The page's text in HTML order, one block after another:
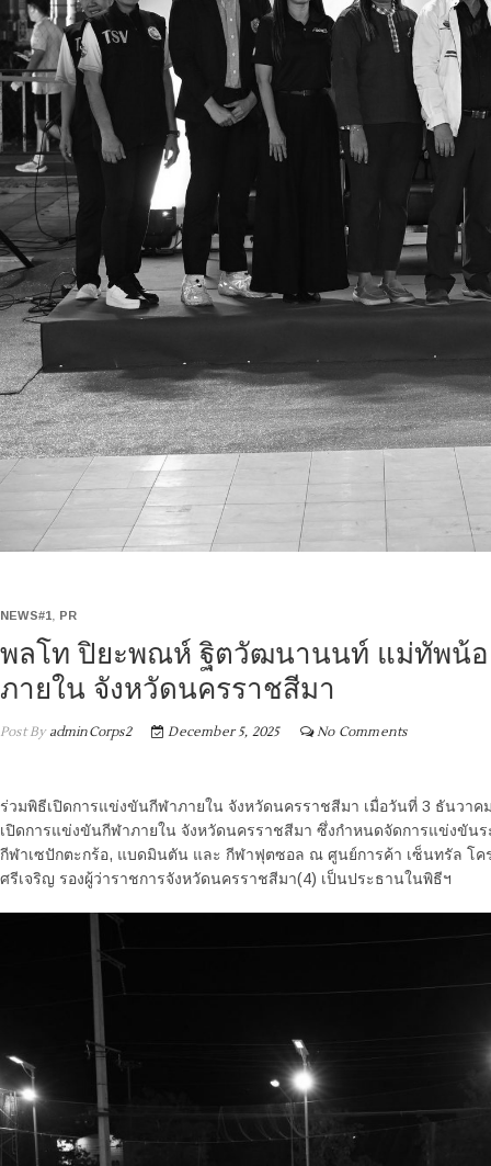
NEWS#1 PR
พลโท ปิยะพณห์ ฐิตวัฒนานนท์ แม่ทัพน้อ
ภายใน จังหวัดนครราชสีมา
Post ByadminCorps2 December 5, 2025 No Comments
ร่วมพิธีเปิดการแข่งขันกีฬาภายใน จังหวัดนครราชสีมา เมื่อวันที่ 3 ธันว
เปิดการแข่งขันกีฬาภายใน จังหวัดนครราชสีมา ซึ่งกำหนดจัดการแข่งขัน
กีฬาเซปักตะกร้อ, แบดมินตัน และ กีฬาฟุตซอล ณ ศูนย์การค้า เซ็นทรัล โ
ศรีเจริญ รองผู้ว่าราชการจังหวัดนครราชสีมา(4) เป็นประธานในพิธีฯ